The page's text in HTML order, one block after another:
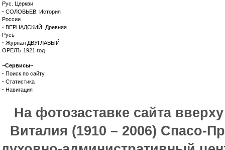
Рус. Церкви
· СОЛОВЬЕВ: История
России
· ВЕРНАДСКИЙ: Древняя
Русь
· Журнал ДВУГЛАВЫЙ
ОРЕЛЪ 1921 год
~Сервисы~
· Поиск по сайту
· Статистика
· Навигация
На фотозаставке сайта
Виталия (1910 – 2006) Спасо-